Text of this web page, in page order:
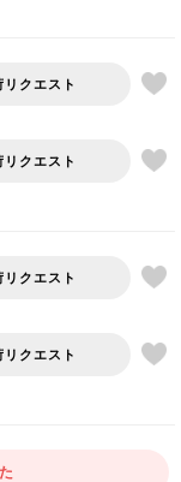
リクエスト
リクエスト
リクエスト
リクエスト